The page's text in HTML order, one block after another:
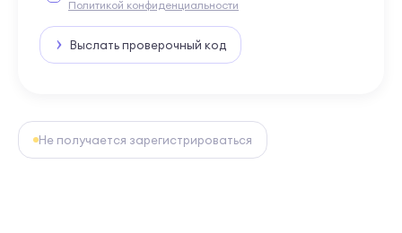
Политикой конфиденциальности
Выслать проверочный код
Не получается зарегистрироваться